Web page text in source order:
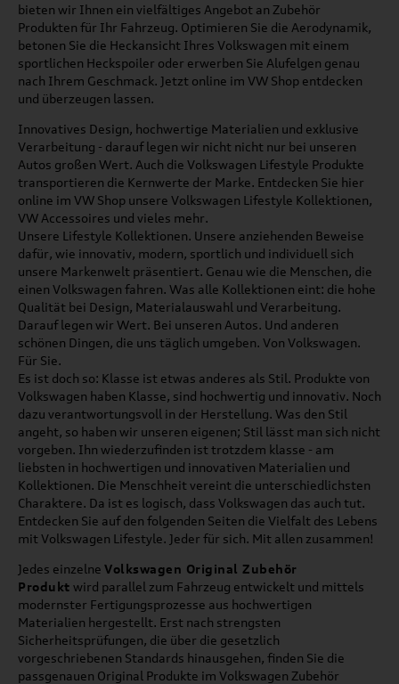
bieten wir Ihnen ein vielfältiges Angebot an Zubehör
Produkten für Ihr Fahrzeug. Optimieren Sie die Aerodynamik,
betonen Sie die Heckansicht Ihres Volkswagen mit einem
sportlichen Heckspoiler oder erwerben Sie Alufelgen genau
nach Ihrem Geschmack. Jetzt online im VW Shop entdecken
und überzeugen lassen.
Innovatives Design, hochwertige Materialien und exklusive
Verarbeitung - darauf legen wir nicht nicht nur bei unseren
Autos großen Wert. Auch die Volkswagen Lifestyle Produkte
transportieren die Kernwerte der Marke. Entdecken Sie hier
online im VW Shop unsere Volkswagen Lifestyle Kollektionen,
VW Accessoires und vieles mehr.
Unsere Lifestyle Kollektionen. Unsere anziehenden Beweise
dafür, wie innovativ, modern, sportlich und individuell sich
unsere Markenwelt präsentiert. Genau wie die Menschen, die
einen Volkswagen fahren. Was alle Kollektionen eint: die hohe
Qualität bei Design, Materialauswahl und Verarbeitung.
Darauf legen wir Wert. Bei unseren Autos. Und anderen
schönen Dingen, die uns täglich umgeben. Von Volkswagen.
Für Sie.
Es ist doch so: Klasse ist etwas anderes als Stil. Produkte von
Volkswagen haben Klasse, sind hochwertig und innovativ. Noch
dazu verantwortungsvoll in der Herstellung. Was den Stil
angeht, so haben wir unseren eigenen; Stil lässt man sich nicht
vorgeben. Ihn wiederzufinden ist trotzdem klasse - am
liebsten in hochwertigen und innovativen Materialien und
Kollektionen. Die Menschheit vereint die unterschiedlichsten
Charaktere. Da ist es logisch, dass Volkswagen das auch tut.
Entdecken Sie auf den folgenden Seiten die Vielfalt des Lebens
mit Volkswagen Lifestyle. Jeder für sich. Mit allen zusammen!
Jedes einzelne Volkswagen Original Zubehör
Produkt wird parallel zum Fahrzeug entwickelt und mittels
modernster Fertigungsprozesse aus hochwertigen
Materialien hergestellt. Erst nach strengsten
Sicherheitsprüfungen, die über die gesetzlich
vorgeschriebenen Standards hinausgehen, finden Sie die
passgenauen Original Produkte im Volkswagen Zubehör